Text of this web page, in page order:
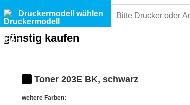
Druckermodell wählen
günstig kaufen
Toner 203E BK, schwarz
weitere Farben: